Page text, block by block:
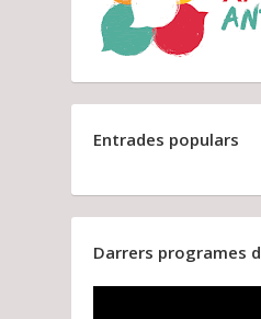
Entrades populars
Darrers programes